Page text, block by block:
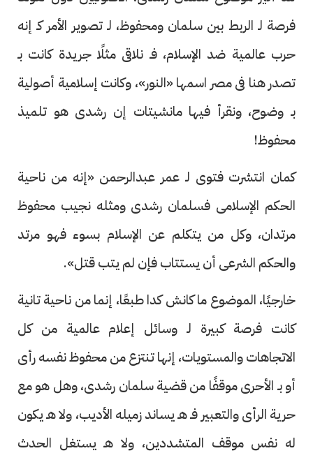
فرصة لـ الربط بين سلمان ومحفوظ، لـ تصوير الأمر كـ إنه
حرب عالمية ضد الإسلام، فـ نلاقى مثلًا جريدة كانت بـ
تصدر هنا فى مصر اسمها «النور»، وكانت إسلامية أصولية
بـ وضوح، ونقرأ فيها مانشيتات إن رشدى هو تلميذ
محفوظ!
كمان انتشرت فتوى لـ عمر عبدالرحمن «إنه من ناحية
الحكم الإسلامى فسلمان رشدى ومثله نجيب محفوظ
مرتدان، وكل من يتكلم عن الإسلام بسوء فهو مرتد
والحكم الشرعى أن يستتاب فإن لم يتب قتل».
خارجيًا، الموضوع ما كانش كدا طبعًا، إنما من ناحية تانية
كانت فرصة كبيرة لـ وسائل إعلام عالمية من كل
الاتجاهات والمستويات، إنها تنتزع من محفوظ نفسه رأى
أو بـ الأحرى موقفًا من قضية سلمان رشدى، وهل هو مع
حرية الرأى والتعبير فـ هـ يساند زميله الأديب، ولا هـ يكون
له نفس موقف المتشددين، ولا هـ يستغل الحدث